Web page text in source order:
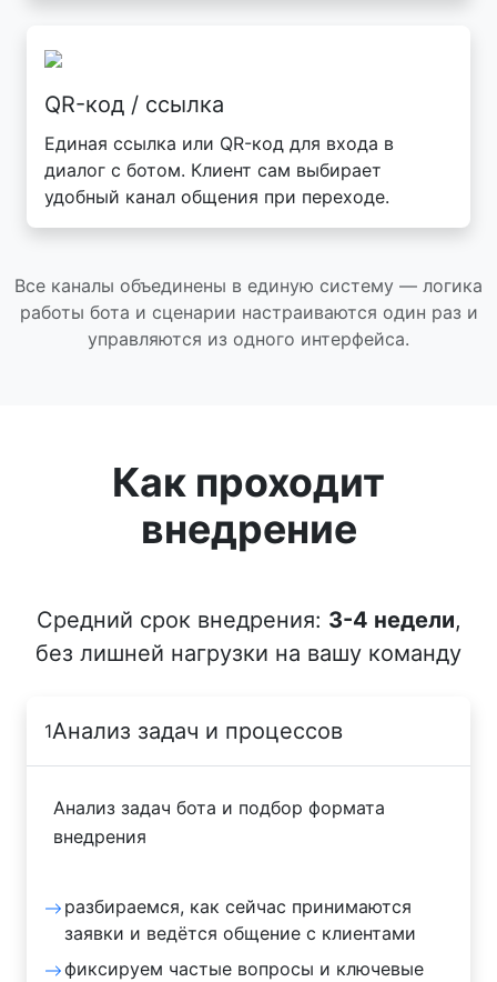
QR-код / ссылка
Единая ссылка или QR-код для входа в
диалог с ботом. Клиент сам выбирает
удобный канал общения при переходе.
Все каналы объединены в единую систему — логика
работы бота и сценарии настраиваются один раз и
управляются из одного интерфейса.
Как проходит
внедрение
Средний срок внедрения: 3-4 недели,
без лишней нагрузки на вашу команду
1Анализ задач и процессов
Анализ задач бота и подбор формата
внедрения
разбираемся, как сейчас принимаются
заявки и ведётся общение с клиентами
фиксируем частые вопросы и ключевые